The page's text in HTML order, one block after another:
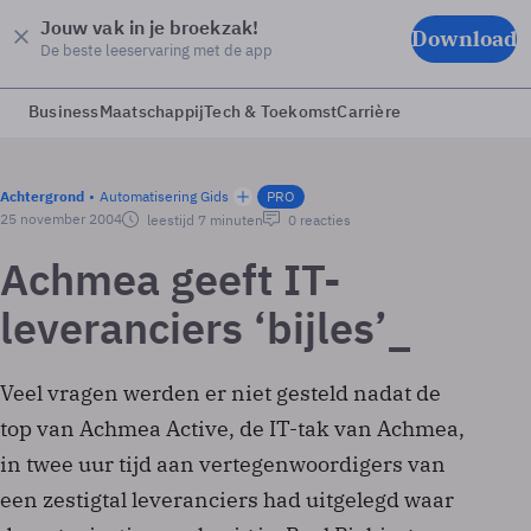
Jouw vak in je broekzak!
De beste leeservaring met de app Download
BusinessMaatschappijTech & ToekomstCarrière
Achtergrond Automatisering Gids
PRO
25 november 2004
leestijd 7 minuten 0 reacties
Achmea geeft IT-
leveranciers ‘bijles’_
Veel vragen werden er niet gesteld nadat de
top van Achmea Active, de IT-tak van Achmea,
in twee uur tijd aan vertegenwoordigers van
een zestigtal leveranciers had uitgelegd waar